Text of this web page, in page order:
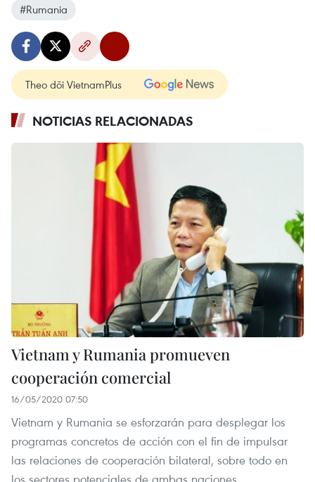
#Rumania
Theo dõi VietnamPlus
NOTICIAS RELACIONADAS
Vietnam y Rumania promueven
cooperación comercial
16/05/2020 07:50
Vietnam y Rumania se esforzarán para desplegar los
programas concretos de acción con el fin de impulsar
las relaciones de cooperación bilateral, sobre todo en